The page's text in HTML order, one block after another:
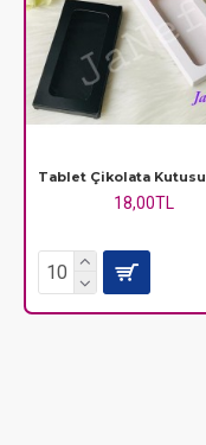
Tablet Çikolata Kutusu
18,00TL